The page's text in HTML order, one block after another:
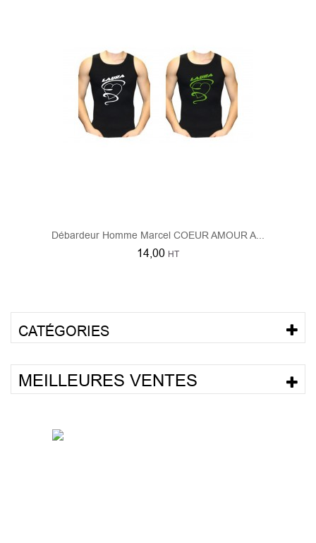
Débardeur Homme Marcel COEUR AMOUR A...
14,00 HT
CATÉGORIES
MEILLEURES VENTES